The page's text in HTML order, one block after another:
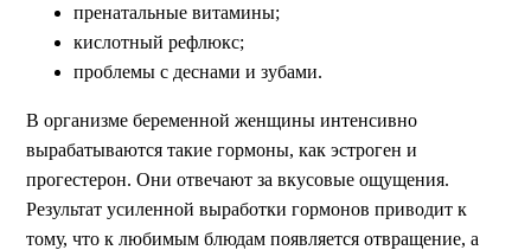
пренатальные витамины;
кислотный рефлюкс;
проблемы с деснами и зубами.
В организме беременной женщины интенсивно
вырабатываются такие гормоны, как эстроген и
прогестерон. Они отвечают за вкусовые ощущения.
Результат усиленной выработки гормонов приводит к
тому, что к любимым блюдам появляется отвращение, а